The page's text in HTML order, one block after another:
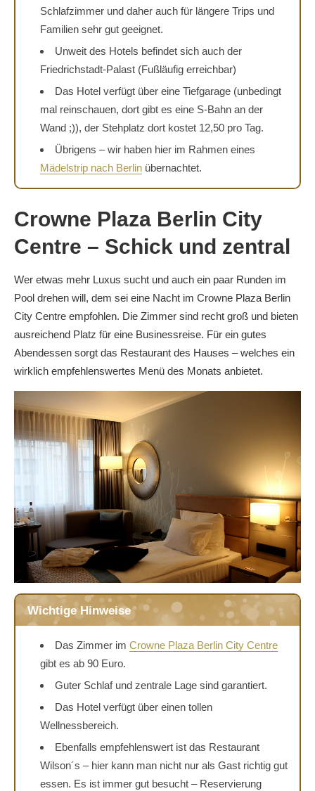
Schlafzimmer und daher auch für längere Trips und
Familien sehr gut geeignet.
Unweit des Hotels befindet sich auch der
Friedrichstadt-Palast (Fußläufig erreichbar)
Das Hotel verfügt über eine Tiefgarage (unbedingt
mal reinschauen, dort gibt es eine S-Bahn an der
Wand ;)), der Stehplatz dort kostet 12,50 pro Tag.
Übrigens – wir haben hier im Rahmen eines
Mädelstrip nach Berlin übernachtet.
Crowne Plaza Berlin City
Centre – Schick und zentral
Wer etwas mehr Luxus sucht und auch ein paar Runden im
Pool drehen will, dem sei eine Nacht im Crowne Plaza Berlin
City Centre empfohlen. Die Zimmer sind recht groß und bieten
ausreichend Platz für eine Businessreise. Für ein gutes
Abendessen sorgt das Restaurant des Hauses – welches ein
wirklich empfehlenswertes Menü des Monats anbietet.
Wichtige Hinweise
Das Zimmer im Crowne Plaza Berlin City Centre
gibt es ab 90 Euro.
Guter Schlaf und zentrale Lage sind garantiert.
Das Hotel verfügt über einen tollen
Wellnessbereich.
Ebenfalls empfehlenswert ist das Restaurant
Wilson´s – hier kann man nicht nur als Gast richtig gut
essen. Es ist immer gut besucht – Reservierung